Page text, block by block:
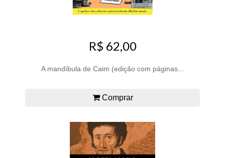
R$ 62,00
A mandíbula de Caim (edição com páginas...
Comprar